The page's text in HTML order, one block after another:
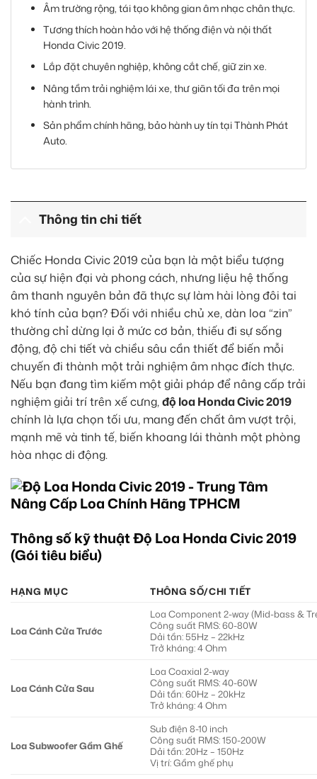
Âm trường rộng, tái tạo không gian âm nhạc chân thực.
Tương thích hoàn hảo với hệ thống điện và nội thất
Honda Civic 2019.
Lắp đặt chuyên nghiệp, không cắt chế, giữ zin xe.
Nâng tầm trải nghiệm lái xe, thư giãn tối đa trên mọi
hành trình.
Sản phẩm chính hãng, bảo hành uy tín tại Thành Phát
Auto.
Thông tin chi tiết
Chiếc Honda Civic 2019 của bạn là một biểu tượng
của sự hiện đại và phong cách, nhưng liệu hệ thống
âm thanh nguyên bản đã thực sự làm hài lòng đôi tai
khó tính của bạn? Đối với nhiều chủ xe, dàn loa “zin”
thường chỉ dừng lại ở mức cơ bản, thiếu đi sự sống
động, độ chi tiết và chiều sâu cần thiết để biến mỗi
chuyến đi thành một trải nghiệm âm nhạc đích thực.
Nếu bạn đang tìm kiếm một giải pháp để nâng cấp trải
nghiệm giải trí trên xế cưng,độ loa Honda Civic 2019
chính là lựa chọn tối ưu, mang đến chất âm vượt trội,
mạnh mẽ và tinh tế, biến khoang lái thành một phòng
hòa nhạc di động.
Thông số kỹ thuật Độ Loa Honda Civic 2019
(Gói tiêu biểu)
HẠNG MỤC THÔNG SỐ/CHI TIẾT
Loa Cánh Cửa Trước
Loa Component 2-way (Mid-bass &
Công suất RMS: 60-80W
Dải tần: 55Hz – 22kHz
Trở kháng: 4 Ohm
Loa Cánh Cửa Sau
Loa Coaxial 2-way
Công suất RMS: 40-60W
Dải tần: 60Hz – 20kHz
Trở kháng: 4 Ohm
Loa Subwoofer Gầm Ghế
Sub điện 8-10 inch
Công suất RMS: 150-200W
Dải tần: 20Hz – 150Hz
Vị trí: Gầm ghế phụ